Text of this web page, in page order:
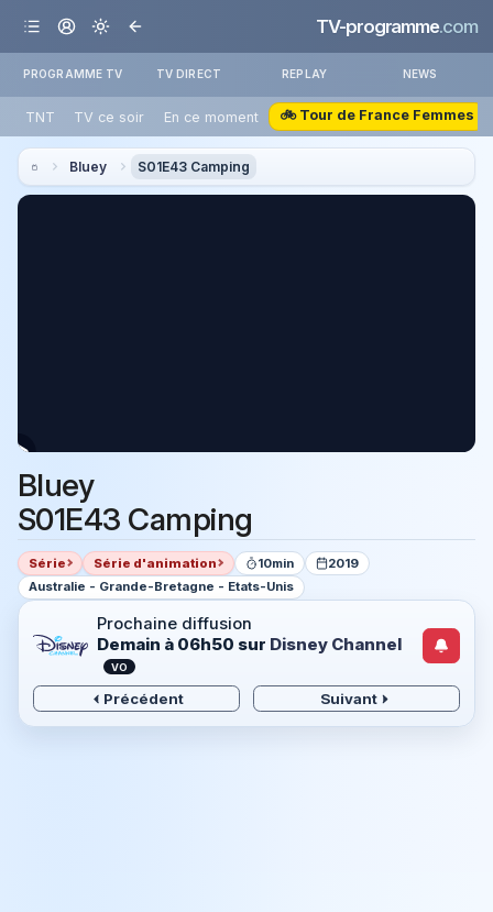
TV-programme.com
PROGRAMME TV TV DIRECT REPLAY NEWS
TNT TV ce soir En ce moment 🚲 Tour de France Femmes
Bluey S01E43 Camping
Bluey
S01E43 Camping
Série Série d'animation 10min
2019
Australie - Grande-Bretagne - Etats-Unis
Prochaine diffusion
Demain à 06h50 sur Disney Channel
VO
Précédent Suivant